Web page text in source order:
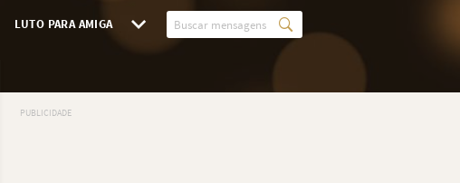
LUTO PARA AMIGA